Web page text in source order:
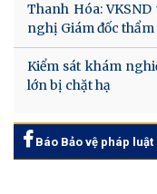
Thanh Hóa:
nghị Giám đốc
Kiểm sát khám
lớn bị chặt hạ
Báo Bảo vệ pháp luật